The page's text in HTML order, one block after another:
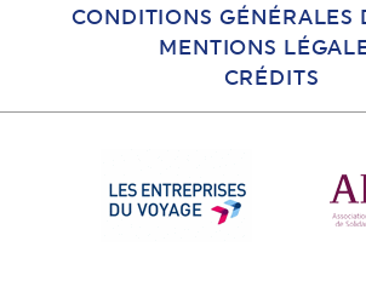
CONDITIONS GÉNÉRALES
MENTIONS
CRÉDITS